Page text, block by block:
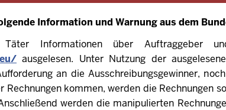
Information und Warnung aus dem
Informationen über Auftraggeber
ausgelesen. Unter Nutzung der
an die Ausschreibungsgewinner,
Rechnungen kommen, werden die Rechnungen
werden die manipulierten